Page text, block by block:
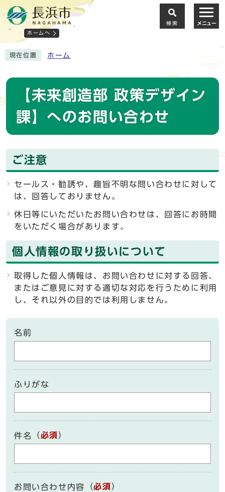
ホームへ
検索 メニュー
現在位置 ホーム
【未来創造部 政策デザイン
課】へのお問い合わせ
ご注意
セールス・勧誘や、趣旨不明な問い合わせに対して
は、回答しておりません。
休日等にいただいたお問い合わせは、回答にお時間
をいただく場合があります。
個人情報の取り扱いについて
取得した個人情報は、お問い合わせに対する回答、
またはご意見に対する適切な対応を行うために利用
し、それ以外の目的では利用しません。
名前
ふりがな
件名 （必須）
お問い合わせ内容 （必須）